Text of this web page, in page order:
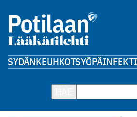
SYDÄNKEUHKOTSYÖPÄ